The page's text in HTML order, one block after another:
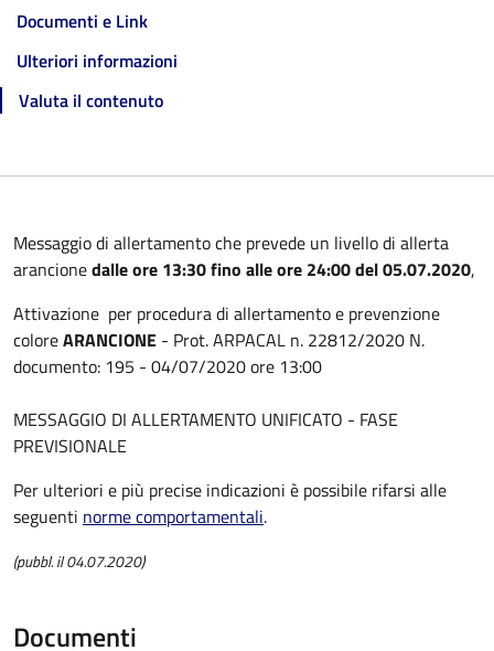
Documenti e Link
Ulteriori informazioni
Valuta il contenuto
Messaggio di allertamento che prevede un livello di allerta
arancionedalle ore 13:30 fino alle ore 24:00 del 05.07.2020,
Attivazione per procedura di allertamento e prevenzione
coloreARANCIONE - Prot. ARPACAL n. 22812/2020 N.
documento: 195 - 04/07/2020 ore 13:00
MESSAGGIO DI ALLERTAMENTO UNIFICATO - FASE
PREVISIONALE
Per ulteriori e più precise indicazioni è possibile rifarsi alle
seguenti norme comportamentali.
(pubbl. il 04.07.2020)
Documenti